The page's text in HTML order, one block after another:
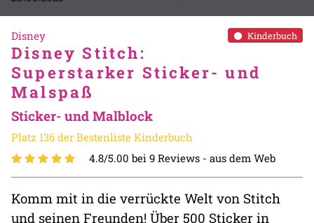
Kinderbuch
Disney
Disney Stitch:
Superstarker Sticker- und
Malspaß
Sticker- und Malblock
Platz 136 der Bestenliste Kinderbuch
4.8/5.00 bei 9 Reviews - aus dem Web
Komm mit in die verrückte Welt von Stitch
und seinen Freunden! Über 500 Sticker in